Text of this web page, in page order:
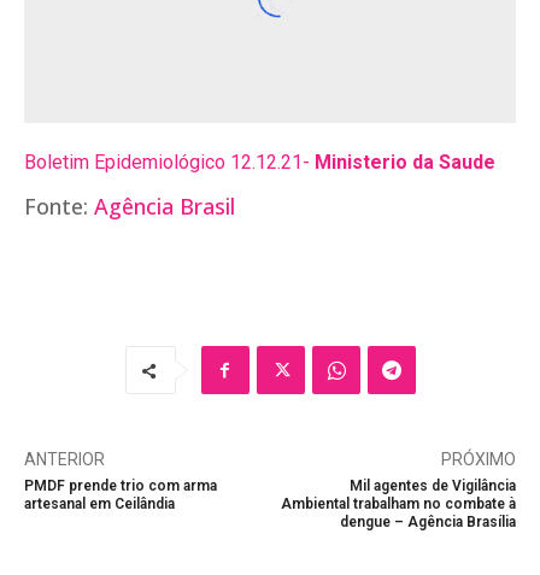
Boletim Epidemiológico 12.12.21- Ministerio da Saude
Fonte: Agência Brasil
ANTERIOR
PMDF prende trio com arma
artesanal em Ceilândia
PRÓXIMO
Mil agentes de Vigilância
Ambiental trabalham no combate à
dengue – Agência Brasília